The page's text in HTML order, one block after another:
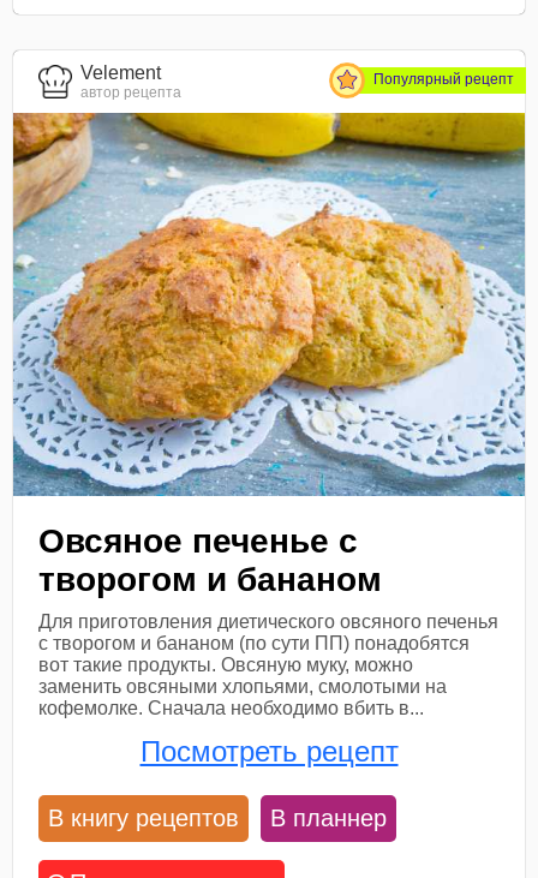
Velement
автор рецепта
Популярный рецепт
Овсяное печенье с
творогом и бананом
Для приготовления диетического овсяного печенья
с творогом и бананом (по сути ПП) понадобятся
вот такие продукты. Овсяную муку, можно
заменить овсяными хлопьями, смолотыми на
кофемолке. Сначала необходимо вбить в...
Посмотреть рецепт
В книгу рецептов В планнер